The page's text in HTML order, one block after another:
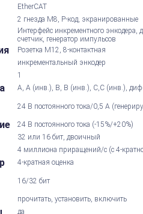
EtherCAT
2 гнезда M8, P-код, экранированные
Интерфейс инкрементного
счетчик, генератор импульсов
Розетка M12, 8-контактная
инкрементальный энкодер
1
A, A (инв.), B, B (инв.), C,C (инв.),
24 В постоянного тока/0,5 А
24 В постоянного тока (-15%/+20%)
32 или 16 бит, двоичный
4 миллиона приращений/с (с 4-
4-кратная оценка
16/32 бит
прочитать, установить, включить
да